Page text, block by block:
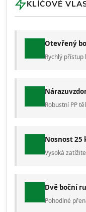
KLÍČOVÉ
Otevřený
Rychlý
Robustní PP
Nosnost 25
Vysoká
Dvě boční
Pohodlné